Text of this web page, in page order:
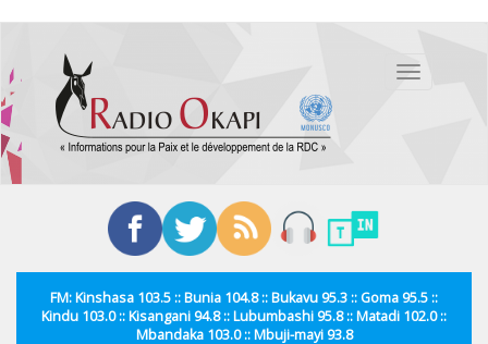
contenu
principal
Toggle
FM: Kinshasa 103.5 :: Bunia 104.8 :: Bukavu 95.3 :: Goma 95.5 ::
Kindu 103.0 :: Kisangani 94.8 :: Lubumbashi 95.8 :: Matadi 102.0 ::
Mbandaka 103.0 :: Mbuji-mayi 93.8